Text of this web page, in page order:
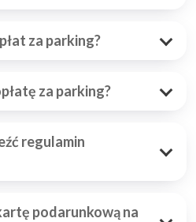
za parking?
za parking?
regulamin
podarunkową na